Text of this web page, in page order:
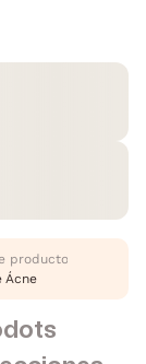
producto
Ácne